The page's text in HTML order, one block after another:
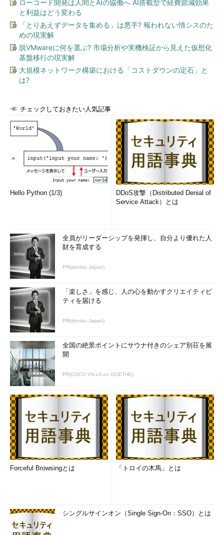
ローコード開発は人間とAIの協働へ AI搭載型で経費節減効果
と利益はどう変わる
「とりあえずデータを集める」は悪手? 報われない情シスのた
めの現実解
脱VMwareに何を選ぶ? 市場分析や実機検証から見えた仮想化
基盤移行の現実解
大規模ネットワーク構築における「コストダウンの定石」と
は?
チェックしておきたい人気記事
Hello Python (1/3)
DDoS攻撃（Distributed Denial of
Service Attack）とは
全員がリーダーシップを発揮し、自分より優れた人
財を育成する
PR(dentsu Japan)
「楽しさ」を感じ、人の心を動かすクリエイティビ
ティを届ける
PR(dentsu Japan)
全国の絶景ポイントにサウナ付きのシェア別荘を展
開
PR(COCO VILLA on GOETHE)
Forceful Browsingとは 「トロイの木馬」とは
シングルサインオン（Single Sign-On：SSO）とは